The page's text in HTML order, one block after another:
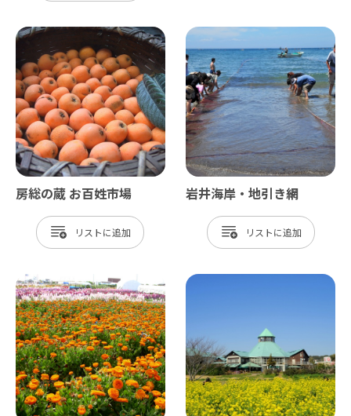
房総の蔵 お百姓市場
リスト
岩井海岸・地引き網
リスト